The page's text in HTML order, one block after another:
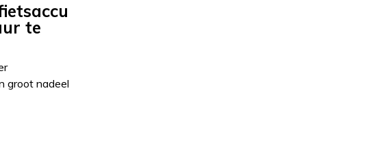
te
groot nadeel